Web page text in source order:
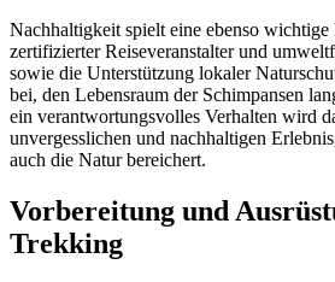
Nachhaltigkeit spielt eine ebenso
zertifizierter Reiseveranstalter und
sowie die Unterstützung lokaler
bei, den Lebensraum der Schimpansen
ein verantwortungsvolles Verhalten wird
unvergesslichen und nachhaltigen
auch die Natur bereichert.
Vorbereitung und
Trekking